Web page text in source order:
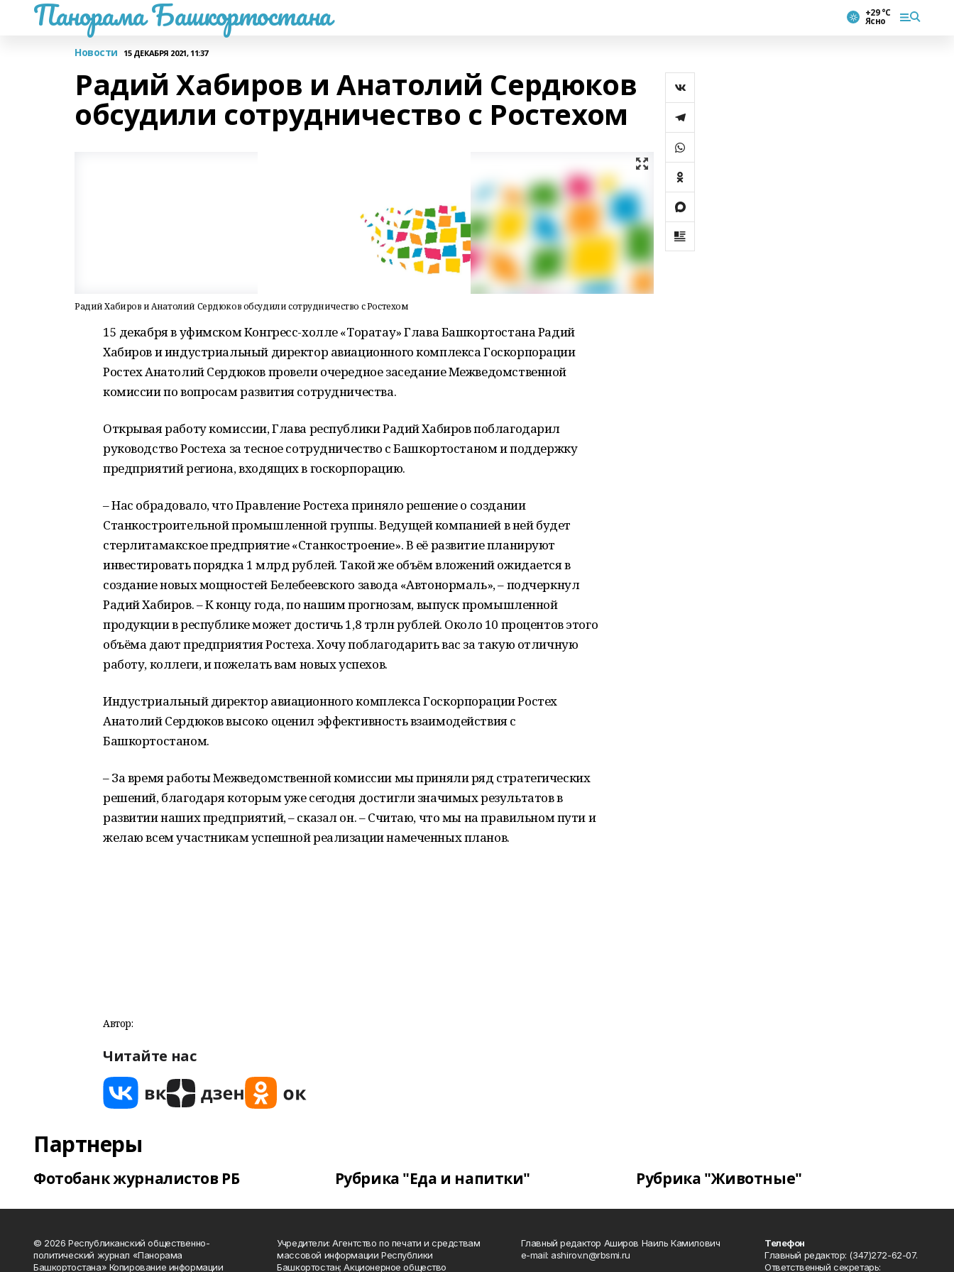
Панорама Башкортостана +29 °С
Ясно
Новости 15 ДЕКАБРЯ 2021, 11:37
Радий Хабиров и Анатолий Сердюков
обсудили сотрудничество с Ростехом
Радий Хабиров и Анатолий Сердюков обсудили сотрудничество с Ростехом
15 декабря в уфимском Конгресс-холле «Торатау» Глава Башкортостана Радий
Хабиров и индустриальный директор авиационного комплекса Госкорпорации
Ростех Анатолий Сердюков провели очередное заседание Межведомственной
комиссии по вопросам развития сотрудничества.
Открывая работу комиссии, Глава республики Радий Хабиров поблагодарил
руководство Ростеха за тесное сотрудничество с Башкортостаном и поддержку
предприятий региона, входящих в госкорпорацию.
– Нас обрадовало, что Правление Ростеха приняло решение о создании
Станкостроительной промышленной группы. Ведущей компанией в ней будет
стерлитамакское предприятие «Станкостроение». В её развитие планируют
инвестировать порядка 1 млрд рублей. Такой же объём вложений ожидается в
создание новых мощностей Белебеевского завода «Автонормаль», – подчеркнул
Радий Хабиров. – К концу года, по нашим прогнозам, выпуск промышленной
продукции в республике может достичь 1,8 трлн рублей. Около 10 процентов этого
объёма дают предприятия Ростеха. Хочу поблагодарить вас за такую отличную
работу, коллеги, и пожелать вам новых успехов.
Индустриальный директор авиационного комплекса Госкорпорации Ростех
Анатолий Сердюков высоко оценил эффективность взаимодействия с
Башкортостаном.
– За время работы Межведомственной комиссии мы приняли ряд стратегических
решений, благодаря которым уже сегодня достигли значимых результатов в
развитии наших предприятий, – сказал он. – Считаю, что мы на правильном пути и
желаю всем участникам успешной реализации намеченных планов.
Автор:
Читайте нас
Партнеры
Фотобанк журналистов РБ Рубрика "Еда и напитки" Рубрика "Животные"
© 2026 Республиканский общественно-
политический журнал «Панорама
Башкортостана» Копирование информации
Учредители: Агентство по печати и средствам
массовой информации Республики
Башкортостан; Акционерное общество
Главный редактор Аширов Наиль Камилович
e-mail: ashirov.n@rbsmi.ru
Телефон
Главный редактор: (347)272-62-07.
Ответственный секретарь: